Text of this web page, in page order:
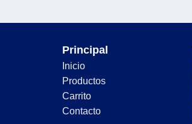
Principal
Inicio
Productos
Carrito
Contacto